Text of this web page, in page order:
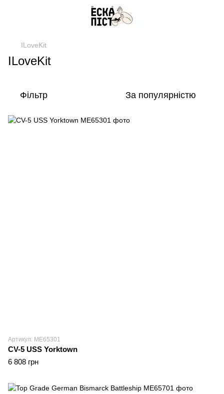
ILoveKit
ILoveKit
Фільтр За популярністю
Артикул: ME65301
CV-5 USS Yorktown
6 808 грн